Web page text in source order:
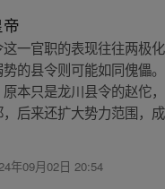
一官职的表现往往两极
的县令则可能如同傀儡
本只是龙川县令的赵佗，
后来还扩大势力范围，成
年09月02日 20:54